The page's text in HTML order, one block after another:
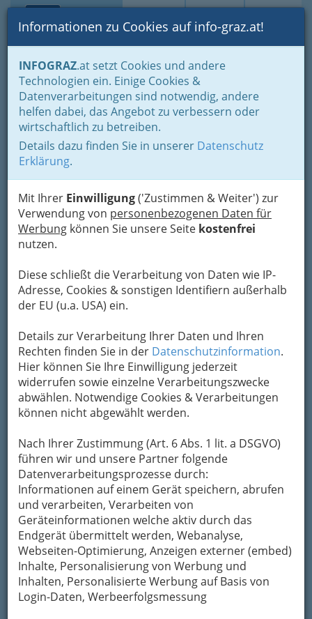
Suche Login Toggle
Informationen zu Cookies auf info-graz.at!
INFOGRAZ.at setzt Cookies und andere
Technologien ein. Einige Cookies &
Datenverarbeitungen sind notwendig, andere
helfen dabei, das Angebot zu verbessern oder
wirtschaftlich zu betreiben.
Details dazu finden Sie in unserer Datenschutz
Erklärung.
Mit Ihrer Einwilligung('Zustimmen & Weiter') zur
Verwendung von personenbezogenen Daten für
Werbung können Sie unsere Seite kostenfrei
nutzen.
Diese schließt die Verarbeitung von Daten wie IP-
Adresse, Cookies & sonstigen Identifiern außerhalb
der EU (u.a. USA) ein.
Details zur Verarbeitung Ihrer Daten und Ihren
Rechten finden Sie in der Datenschutzinformation.
Hier können Sie Ihre Einwilligung jederzeit
widerrufen sowie einzelne Verarbeitungszwecke
abwählen. Notwendige Cookies & Verarbeitungen
können nicht abgewählt werden.
Nach Ihrer Zustimmung (Art. 6 Abs. 1 lit. a DSGVO)
führen wir und unsere Partner folgende
Datenverarbeitungsprozesse durch:
Informationen auf einem Gerät speichern, abrufen
und verarbeiten, Verarbeiten von
Geräteinformationen welche aktiv durch das
Endgerät übermittelt werden, Webanalyse,
Webseiten-Optimierung, Anzeigen externer (embed)
Inhalte, Personalisierung von Werbung und
Inhalten, Personalisierte Werbung auf Basis von
Login-Daten, Werbeerfolgsmessung
Home Branchen
Gewerbe, Handwerk, Banken
Information und Consulting
Technische Büros - Ingenieurbüros
Chemie
Chemie
Bezirksauswahl
Alle Bezirke
DI Dr.techn. Hubert Krainer
+43 316 913 419
E-Mail
Karte & Routenplaner
Eintrag ändern
Kategorien